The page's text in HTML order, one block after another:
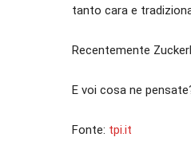
tanto cara e
Recentemente
E voi cosa ne
Fonte: tpi.it